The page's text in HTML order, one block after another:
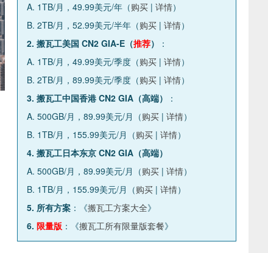
A. 1TB/月，49.99美元/年（购买 | 详情）
B. 2TB/月，52.99美元/半年（购买 | 详情）
2. 搬瓦工美国 CN2 GIA-E（推荐）
：
A. 1TB/月，49.99美元/季度（购买 | 详情）
B. 2TB/月，89.99美元/季度（购买 | 详情）
3. 搬瓦工中国香港 CN2 GIA（高端）
：
A. 500GB/月，89.99美元/月（购买 | 详情）
B. 1TB/月，155.99美元/月（购买 | 详情）
4. 搬瓦工日本东京 CN2 GIA（高端）
A. 500GB/月，89.99美元/月（购买 | 详情）
B. 1TB/月，155.99美元/月（购买 | 详情）
5. 所有方案 ：《搬瓦工方案大全》
6. 限量版 ：《搬瓦工所有限量版套餐》